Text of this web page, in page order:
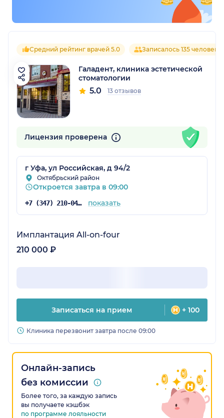
Средний рейтинг врачей 5.0 Записалось 135 человек
Галадент, клиника эстетической
стоматологии
5.0 13 отзывов
Лицензия проверена
г Уфа, ул Российская, д 94/2
Октябрьский район
Откроется завтра в 09:00
+7 (347) 210-04-76 показать
Имплантация All-on-four
210 000 ₽
Записаться на прием + 100
Клиника перезвонит завтра после 09:00
Онлайн-запись
без комиссии
Более того, за каждую запись
вы получаете кэшбэк
по программе лояльности